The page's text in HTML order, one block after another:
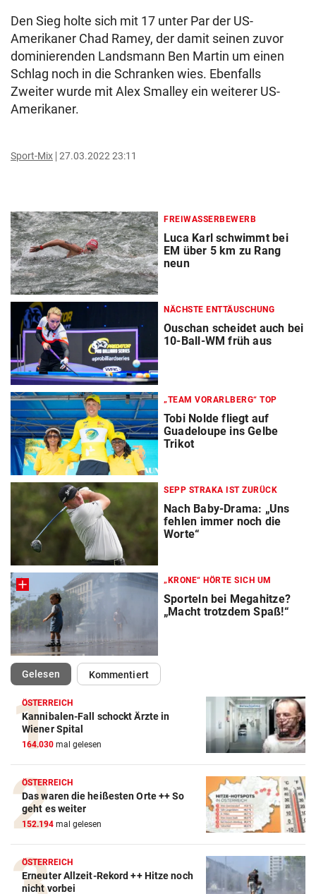
Den Sieg holte sich mit 17 unter Par der US-
Amerikaner Chad Ramey, der damit seinen zuvor
dominierenden Landsmann Ben Martin um einen
Schlag noch in die Schranken wies. Ebenfalls
Zweiter wurde mit Alex Smalley ein weiterer US-
Amerikaner.
Sport-Mix 27.03.2022 23:11
FREIWASSERBEWERB
Luca Karl schwimmt bei
EM über 5 km zu Rang
neun
NÄCHSTE ENTTÄUSCHUNG
Ouschan scheidet auch bei
10-Ball-WM früh aus
„TEAM VORARLBERG“ TOP
Tobi Nolde fliegt auf
Guadeloupe ins Gelbe
Trikot
SEPP STRAKA IST ZURÜCK
Nach Baby-Drama: „Uns
fehlen immer noch die
Worte“
„KRONE“ HÖRTE SICH UM
Sporteln bei Megahitze?
„Macht trotzdem Spaß!“
Gelesen(ausgewählt)Kommentiert
ÖSTERREICH
Kannibalen-Fall schockt Ärzte in
Wiener Spital
164.030 mal gelesen
ÖSTERREICH
Das waren die heißesten Orte ++ So
geht es weiter
152.194 mal gelesen
ÖSTERREICH
Erneuter Allzeit-Rekord ++ Hitze noch
nicht vorbei
Action-Cam Vergleich
ZUM VERGLEICH
Crosstrainer Vergleich